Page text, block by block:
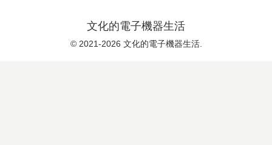
文化的電子機器生活
© 2021-2026 文化的電子機器生活.